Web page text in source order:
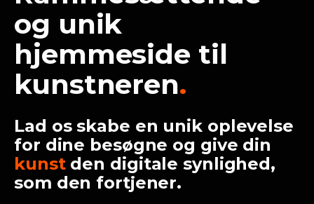
og unik
hjemmeside til
kunstneren.
Lad os skabe en unik oplevelse
for dine besøgne og give din
kunstden digitale synlighed,
som den fortjener.